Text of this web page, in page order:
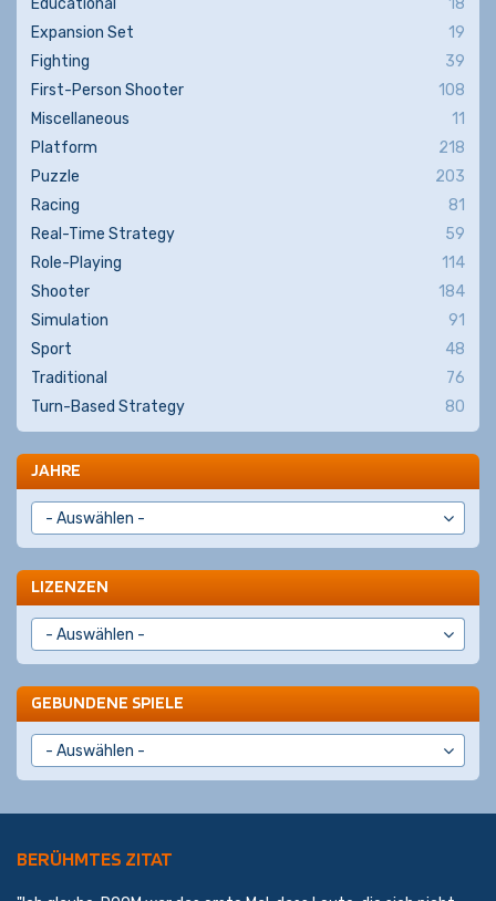
Educational
18
Expansion Set
19
Fighting
39
First-Person Shooter
108
Miscellaneous
11
Platform
218
Puzzle
203
Racing
81
Real-Time Strategy
59
Role-Playing
114
Shooter
184
Simulation
91
Sport
48
Traditional
76
Turn-Based Strategy
80
JAHRE
LIZENZEN
GEBUNDENE SPIELE
BERÜHMTES ZITAT